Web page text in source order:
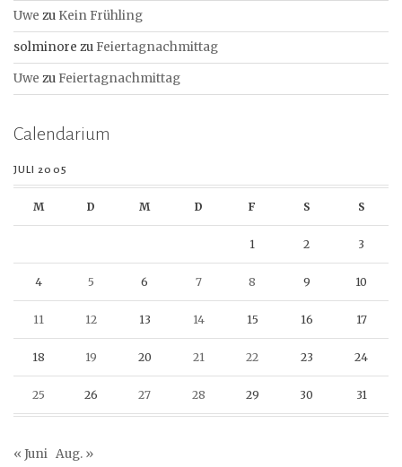
Uwe zu Kein Frühling
solminore zu Feiertagnachmittag
Uwe zu Feiertagnachmittag
Calendarium
JULI 2005
M D M D F S S
1 2 3
4 5 6 7 8 9 10
11 12 13 14 15 16 17
18 19 20 21 22 23 24
25 26 27 28 29 30 31
« Juni Aug. »